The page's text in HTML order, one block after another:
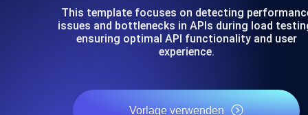
This template focuses on detecting
issues and bottlenecks in APIs during load
ensuring optimal API functionality and user
experience.
Vorlage verwenden